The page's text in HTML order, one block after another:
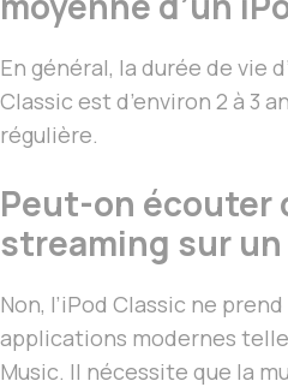
En général, la durée de vie
Classic est d’environ 2 à 3
régulière.
Peut-on écouter
streaming sur un
Non, l’iPod Classic ne
applications modernes
Music. Il nécessite que la